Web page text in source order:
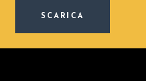
SCARICA